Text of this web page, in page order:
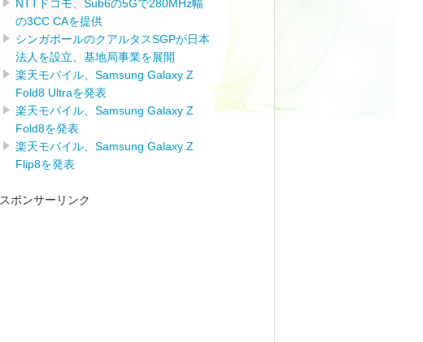
NTTドコモ、Sub6の5Gで280MHz幅
の3CC CAを提供
シンガポールのクアルタスSGPが日本
法人を設立、基地局事業を展開
楽天モバイル、Samsung Galaxy Z
Fold8 Ultraを発表
楽天モバイル、Samsung Galaxy Z
Fold8を発表
楽天モバイル、Samsung Galaxy Z
Flip8を発表
スポンサーリンク